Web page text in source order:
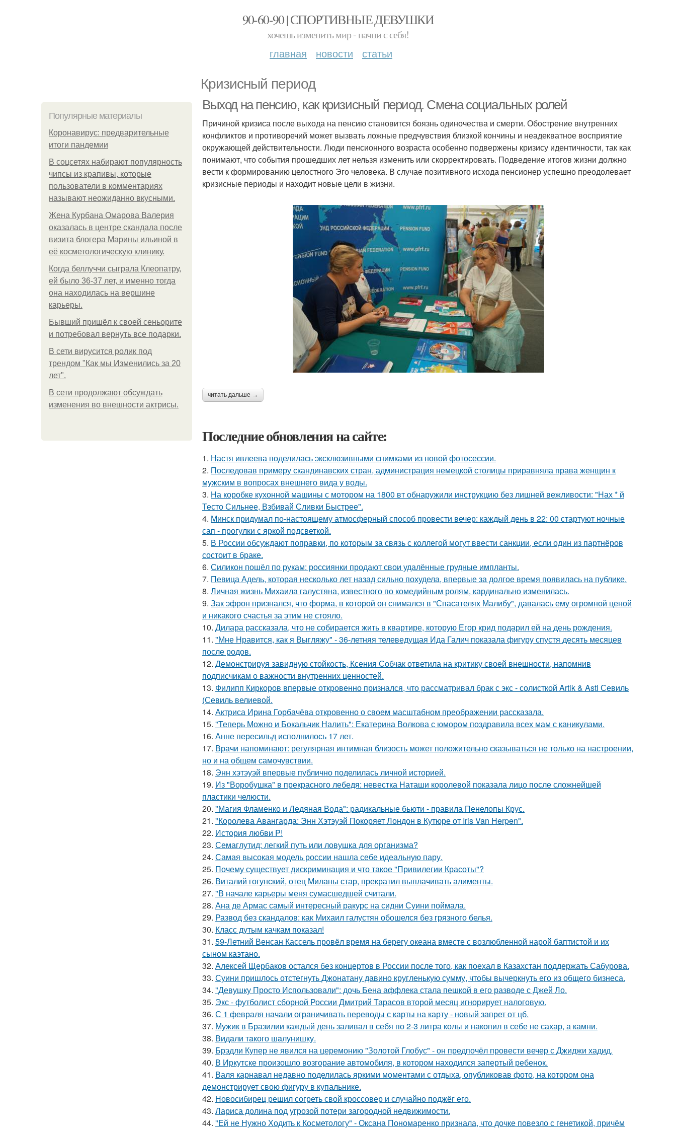
90-60-90 | СПОРТИВНЫЕ ДЕВУШКИ
хочешь изменить мир - начни с себя!
главная новости статьи
Кризисный период
Популярные материалы
Коронавирус: предварительные
итоги пандемии
В соцсетях набирают популярность
чипсы из крапивы, которые
пользователи в комментариях
называют неожиданно вкусными.
Жена Курбана Омарова Валерия
оказалась в центре скандала после
визита блогера Марины ильиной в
её косметологическую клинику.
Когда беллуччи сыграла Клеопатру,
ей было 36-37 лет, и именно тогда
она находилась на вершине
карьеры.
Бывший пришёл к своей сеньорите
и потребовал вернуть все подарки.
В сети вирусится ролик под
трендом "Как мы Изменились за 20
лет".
В сети продолжают обсуждать
изменения во внешности актрисы.
Выход на пенсию, как кризисный период. Смена социальных ролей
Причиной кризиса после выхода на пенсию становится боязнь одиночества и смерти. Обострение внутренних
конфликтов и противоречий может вызвать ложные предчувствия близкой кончины и неадекватное восприятие
окружающей действительности. Люди пенсионного возраста особенно подвержены кризису идентичности, так как
понимают, что события прошедших лет нельзя изменить или скорректировать. Подведение итогов жизни должно
вести к формированию целостного Эго человека. В случае позитивного исхода пенсионер успешно преодолевает
кризисные периоды и находит новые цели в жизни.
читать дальше →
Последние обновления на сайте:
1. Настя ивлеева поделилась эксклюзивными снимками из новой фотосессии.
2. Последовав примеру скандинавских стран, администрация немецкой столицы приравняла права женщин к
мужским в вопросах внешнего вида у воды.
3. На коробке кухонной машины с мотором на 1800 вт обнаружили инструкцию без лишней вежливости: "Нах * й
Тесто Сильнее, Взбивай Сливки Быстрее".
4. Минск придумал по-настоящему атмосферный способ провести вечер: каждый день в 22: 00 стартуют ночные
сап - прогулки с яркой подсветкой.
5. В России обсуждают поправки, по которым за связь с коллегой могут ввести санкции, если один из партнёров
состоит в браке.
6. Силикон пошёл по рукам: россиянки продают свои удалённые грудные импланты.
7. Певица Адель, которая несколько лет назад сильно похудела, впервые за долгое время появилась на публике.
8. Личная жизнь Михаила галустяна, известного по комедийным ролям, кардинально изменилась.
9. Зак эфрон признался, что форма, в которой он снимался в "Спасателях Малибу", давалась ему огромной ценой
и никакого счастья за этим не стояло.
10. Дилара рассказала, что не собирается жить в квартире, которую Егор крид подарил ей на день рождения.
11. "Мне Нравится, как я Выгляжу" - 36-летняя телеведущая Ида Галич показала фигуру спустя десять месяцев
после родов.
12. Демонстрируя завидную стойкость, Ксения Собчак ответила на критику своей внешности, напомнив
подписчикам о важности внутренних ценностей.
13. Филипп Киркоров впервые откровенно признался, что рассматривал брак с экс - солисткой Artik & Asti Севиль
(Севиль велиевой.
14. Актриса Ирина Горбачёва откровенно о своем масштабном преображении рассказала.
15. "Теперь Можно и Бокальчик Налить": Екатерина Волкова с юмором поздравила всех мам с каникулами.
16. Анне пересильд исполнилось 17 лет.
17. Врачи напоминают: регулярная интимная близость может положительно сказываться не только на настроении,
но и на общем самочувствии.
18. Энн хэтэуэй впервые публично поделилась личной историей.
19. Из "Воробушка" в прекрасного лебедя: невестка Наташи королевой показала лицо после сложнейшей
пластики челюсти.
20. "Магия Фламенко и Ледяная Вода": радикальные бьюти - правила Пенелопы Крус.
21. "Королева Авангарда: Энн Хэтэуэй Покоряет Лондон в Кутюре от Iris Van Herpen".
22. История любви P!
23. Семаглутид: легкий путь или ловушка для организма?
24. Самая высокая модель россии нашла себе идеальную пару.
25. Почему существует дискриминация и что такое "Привилегии Красоты"?
26. Виталий гогунский, отец Миланы стар, прекратил выплачивать алименты.
27. "В начале карьеры меня сумасшедшей считали.
28. Ана де Армас самый интересный ракурс на сидни Суини поймала.
29. Развод без скандалов: как Михаил галустян обошелся без грязного белья.
30. Класс дутым качкам показал!
31. 59-Летний Венсан Кассель провёл время на берегу океана вместе с возлюбленной нарой баптистой и их
сыном каэтано.
32. Алексей Щербаков остался без концертов в России после того, как поехал в Казахстан поддержать Сабурова.
33. Суини пришлось отстегнуть Джонатану давино кругленькую сумму, чтобы вычеркнуть его из общего бизнеса.
34. "Девушку Просто Использовали": дочь Бена аффлека стала пешкой в его разводе с Джей Ло.
35. Экс - футболист сборной России Дмитрий Тарасов второй месяц игнорирует налоговую.
36. С 1 февраля начали ограничивать переводы с карты на карту - новый запрет от цб.
37. Мужик в Бразилии каждый день заливал в себя по 2-3 литра колы и накопил в себе не сахар, а камни.
38. Видaли тaкого шaлунишку.
39. Брэдли Купер не явился на церемонию "Золотой Глобус" - он предпочёл провести вечер с Джиджи хадид.
40. В Иркутске произошло возгорание автомобиля, в котором находился запертый ребенок.
41. Валя карнавал недавно поделилась яркими моментами с отдыха, опубликовав фото, на котором она
демонстрирует свою фигуру в купальнике.
42. Новосибирец решил согреть свой кроссовер и случайно поджёг его.
43. Лариса долина под угрозой потери загородной недвижимости.
44. "Ей не Нужно Ходить к Косметологу" - Оксана Пономаренко признала, что дочке повезло с генетикой, причём